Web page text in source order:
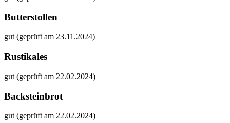
Butterstollen
gut (geprüft am 23.11.2024)
Rustikales
gut (geprüft am 22.02.2024)
Backsteinbrot
gut (geprüft am 22.02.2024)